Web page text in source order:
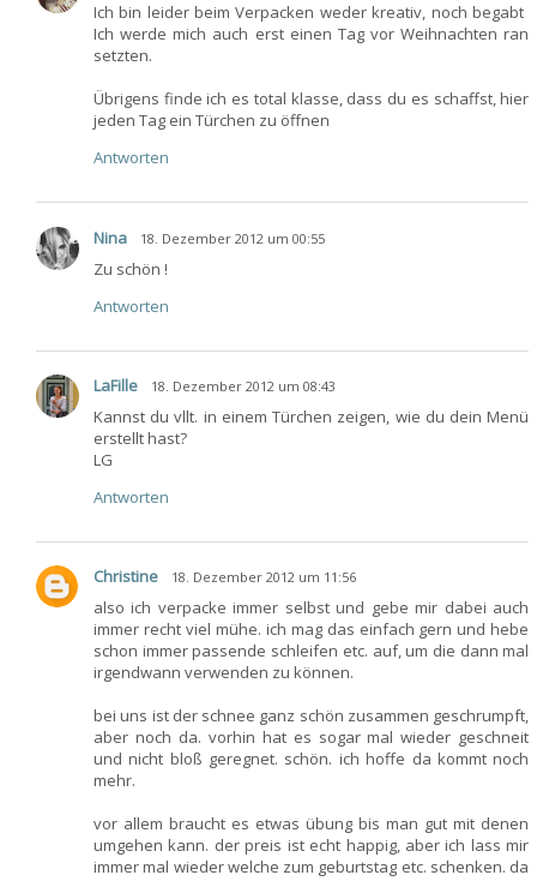
Ich bin leider beim Verpacken weder kreativ, noch begabt
Ich werde mich auch erst einen Tag vor Weihnachten ran
setzten.
Übrigens finde ich es total klasse, dass du es schaffst, hier
jeden Tag ein Türchen zu öffnen
Antworten
Nina 18. Dezember 2012 um 00:55
Zu schön !
Antworten
LaFille 18. Dezember 2012 um 08:43
Kannst du vllt. in einem Türchen zeigen, wie du dein Menü
erstellt hast?
LG
Antworten
Christine 18. Dezember 2012 um 11:56
also ich verpacke immer selbst und gebe mir dabei auch
immer recht viel mühe. ich mag das einfach gern und hebe
schon immer passende schleifen etc. auf, um die dann mal
irgendwann verwenden zu können.
bei uns ist der schnee ganz schön zusammen geschrumpft,
aber noch da. vorhin hat es sogar mal wieder geschneit
und nicht bloß geregnet. schön. ich hoffe da kommt noch
mehr.
vor allem braucht es etwas übung bis man gut mit denen
umgehen kann. der preis ist echt happig, aber ich lass mir
immer mal wieder welche zum geburtstag etc. schenken. da